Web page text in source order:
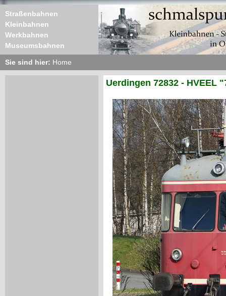
Straßenbahnen
Kleinbahnen
Werkbahnen
Museumsbahnen
Sie sind hier: Home
Uerdingen 72832 - HVEEL